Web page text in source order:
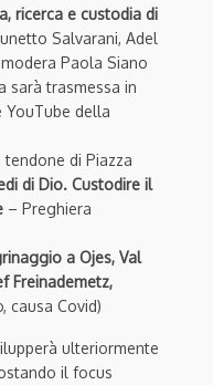
ricerca e custodia di
Salvarani, Adel
Paola Siano
sarà trasmessa in
YouTube della
tendone di Piazza
di Dio. Custodire il
– Preghiera
a Ojes, Val
Freinademetz,
causa Covid)
ulteriormente
il focus